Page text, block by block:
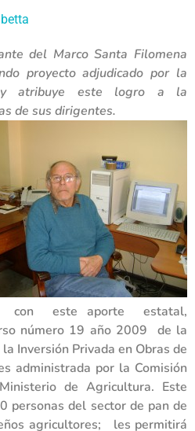
del Marco Santa Filomena
proyecto adjudicado por la
y atribuye este logro a la
de sus dirigentes.
con este aporte estatal,
número 19 año 2009 de la
Inversión Privada en Obras de
administrada por la Comisión
de Agricultura. Este
del sector de pan de
agricultores; les permitirá